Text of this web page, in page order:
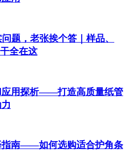
题，老张挨个答｜样品、
全在这
应用探析——打造高质量纸管
指南——如何选购适合护角条